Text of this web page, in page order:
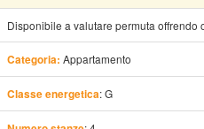
Disponibile a valutare permuta offrendo
Categoria: Appartamento
Classe energetica: G